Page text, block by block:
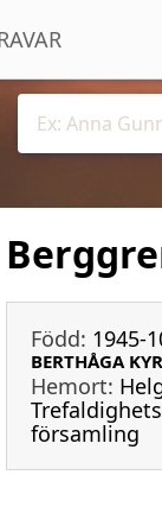
Född: 1945-
BERTHÅGA
Hemort:
Trefaldighets
församling